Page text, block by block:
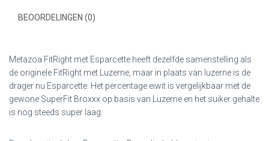
BEOORDELINGEN (0)
Metazoa FitRight met Esparcette heeft dezelfde samenstelling als
de originele FitRight met Luzerne, maar in plaats van luzerne is de
drager nu Esparcette. Het percentage eiwit is vergelijkbaar met de
gewone SuperFit Broxxx op basis van Luzerne en het suiker gehalte
is nog steeds super laag.